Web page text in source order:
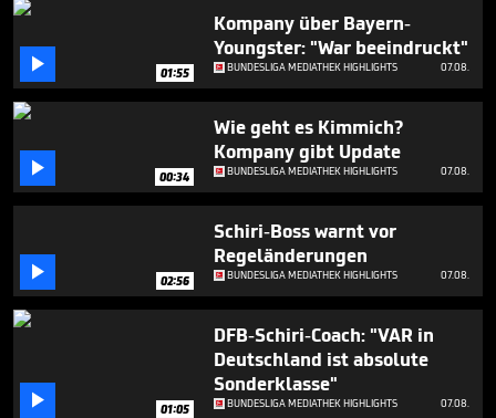
seconds
 01:55
Kompany über Bayern-
Youngster: "War beeindruckt"
BUNDESLIGA MEDIATHEK HIGHLIGHTS 07.08.
 00:34
Wie geht es Kimmich?
Kompany gibt Update
BUNDESLIGA MEDIATHEK HIGHLIGHTS 07.08.
 02:56
Schiri-Boss warnt vor
Regeländerungen
BUNDESLIGA MEDIATHEK HIGHLIGHTS 07.08.
 01:05
DFB-Schiri-Coach: "VAR in
Deutschland ist absolute
Sonderklasse"
BUNDESLIGA MEDIATHEK HIGHLIGHTS 07.08.